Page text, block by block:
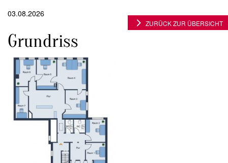
03.08.2026
Grundriss
ZURÜCK ZUR ÜBERSICHT